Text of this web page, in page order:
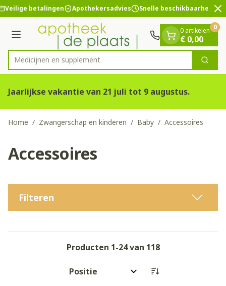
Ga naar de inhoud
2 van 2
Veilige betalingen Apothekersadvies Snelle beschikbaarheid
Menu
Product, merk, categorie...
Med Zoek
0 artikelen
€ 0,00
0
Jaarlijkse vakantie van 21 juli tot 9 augustus.
Home / Zwangerschap en kinderen / Baby / Accessoires
Accessoires
Filteren
Producten 1-24van 118
Sorteer op: